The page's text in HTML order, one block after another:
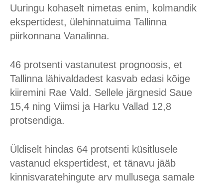
Uuringu kohaselt nimetas enim, kolmandik
ekspertidest, ülehinnatuima Tallinna
piirkonnana Vanalinna.
46 protsenti vastanutest prognoosis, et
Tallinna lähivaldadest kasvab edasi kõige
kiiremini Rae Vald. Sellele järgnesid Saue
15,4 ning Viimsi ja Harku Vallad 12,8
protsendiga.
Üldiselt hindas 64 protsenti küsitlusele
vastanud ekspertidest, et tänavu jääb
kinnisvaratehingute arv mullusega samale